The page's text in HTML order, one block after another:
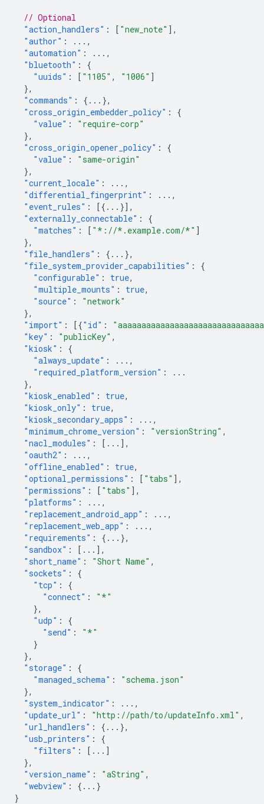
// Optional
"action_handlers" : [ "new_note" ],
"author" : ... ,
"automation" : ... ,
"bluetooth" :
{
"uuids" : [ "1105" , "1006" ]
},
"commands" : { ... },
"cross_origin_embedder_policy" :
{
"value" :
"require-corp"
},
"cross_origin_opener_policy" :
{
"value" :
"same-origin"
},
"current_locale" : ... ,
"differential_fingerprint" : ... ,
"event_rules" : [{ ... }],
"externally_connectable" :
{
"matches" : [ "*://*.example.com/*" ]
},
"file_handlers" : { ... },
"file_system_provider_capabilities" :
{
"configurable" : true,
"multiple_mounts" : true,
"source" :
"network"
},
"import" : [{"id" :
"key" : "publicKey" ,
"kiosk" :
{
"always_update" : ... ,
"required_platform_version" :
...
},
"kiosk_enabled" : true,
"kiosk_only" : true,
"kiosk_secondary_apps" : ... ,
"minimum_chrome_version" : "versionString" ,
"nacl_modules" : [ ... ],
"oauth2" : ... ,
"offline_enabled" : true,
"optional_permissions" : [ "tabs" ],
"permissions" : [ "tabs" ],
"platforms" : ... ,
"replacement_android_app" : ... ,
"replacement_web_app" : ... ,
"requirements" : { ... },
"sandbox" : [ ... ],
"short_name" : "Short Name" ,
"sockets" :
{
"tcp" :
{
"connect" :
"*"
},
"udp" :
{
"send" :
"*"
}
},
"storage" :
{
"managed_schema" :
"schema.json"
},
"system_indicator" : ... ,
"update_url" : "http://path/to/updateInfo.xml" ,
"url_handlers" : { ... },
"usb_printers" :
{
"filters" : [ ... ]
},
"version_name" : "aString" ,
"webview" : { ... }
}